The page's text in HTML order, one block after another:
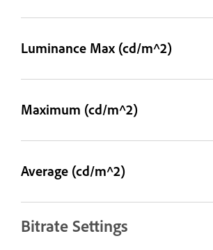
Luminance Max (cd/m^2)
Maximum (cd/m^2)
Average (cd/m^2)
Bitrate Settings